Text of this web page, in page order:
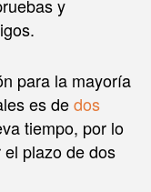
y
para la mayoría
es dedos
tiempo, por lo
plazo de dos